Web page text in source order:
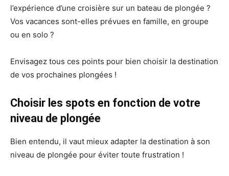
l’expérience d’une croisière sur un bateau de plongée ?
Vos vacances sont-elles prévues en famille, en groupe
ou en solo ?
Envisagez tous ces points pour bien choisir la destination
de vos prochaines plongées !
Choisir les spots en fonction de votre
niveau de plongée
Bien entendu, il vaut mieux adapter la destination à son
niveau de plongée pour éviter toute frustration !